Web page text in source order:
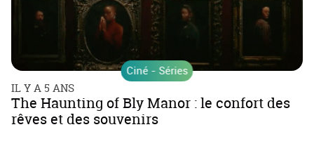
Ciné - Séries
IL Y A 5 ANS
The Haunting of Bly Manor : le confort des
rêves et des souvenirs